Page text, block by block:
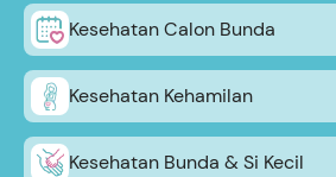
Kesehatan Calon Bunda
Kesehatan Kehamilan
Kesehatan Bunda & Si Kecil